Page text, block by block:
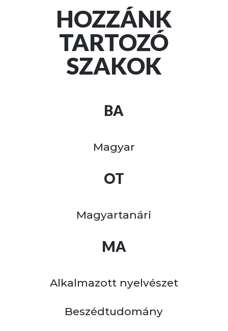
HOZZÁNK
TARTOZÓ
SZAKOK
BA
Magyar
OT
Magyartanári
MA
Alkalmazott nyelvészet
Beszédtudomány